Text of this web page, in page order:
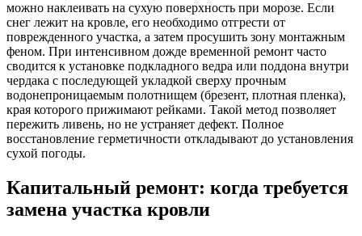
можно наклеивать на сухую поверхность при морозе. Если
снег лежит на кровле, его необходимо отгрести от
поврежденного участка, а затем просушить зону монтажным
феном. При интенсивном дожде временной ремонт часто
сводится к установке подкладного ведра или поддона внутри
чердака с последующей укладкой сверху прочным
водонепроницаемым полотнищем (брезент, плотная пленка),
края которого прижимают рейками. Такой метод позволяет
пережить ливень, но не устраняет дефект. Полное
восстановление герметичности откладывают до установления
сухой погоды.
Капитальный ремонт: когда требуется
замена участка кровли